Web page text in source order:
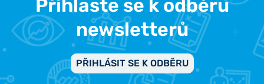
Přihlaste se k odběru
newsletterů
PŘIHLÁSIT SE K ODBĚRU